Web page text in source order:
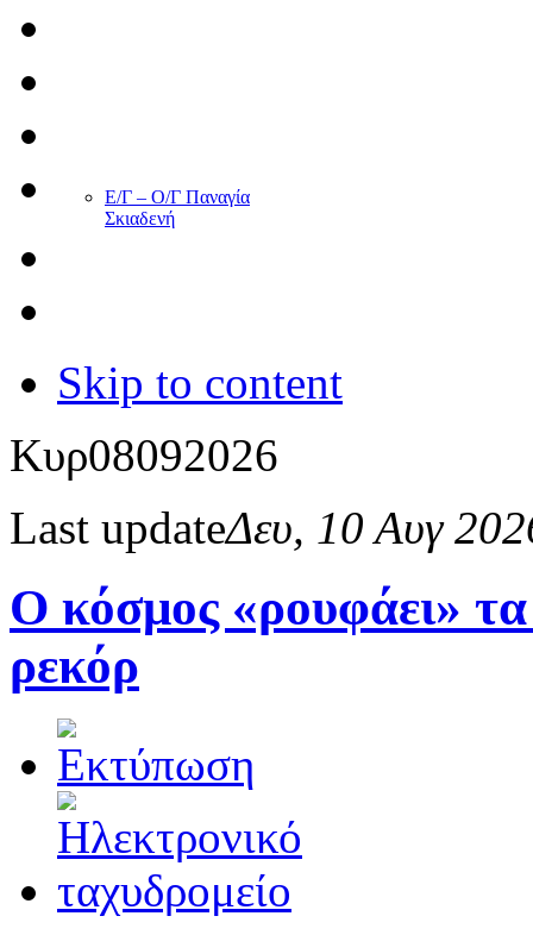
Ε/Γ – Ο/Γ Παναγία
Σκιαδενή
Skip to content
Κυρ08092026
Last updateΔευ, 10 Αυγ
Ο κόσμος «ρουφάει»
ρεκόρ